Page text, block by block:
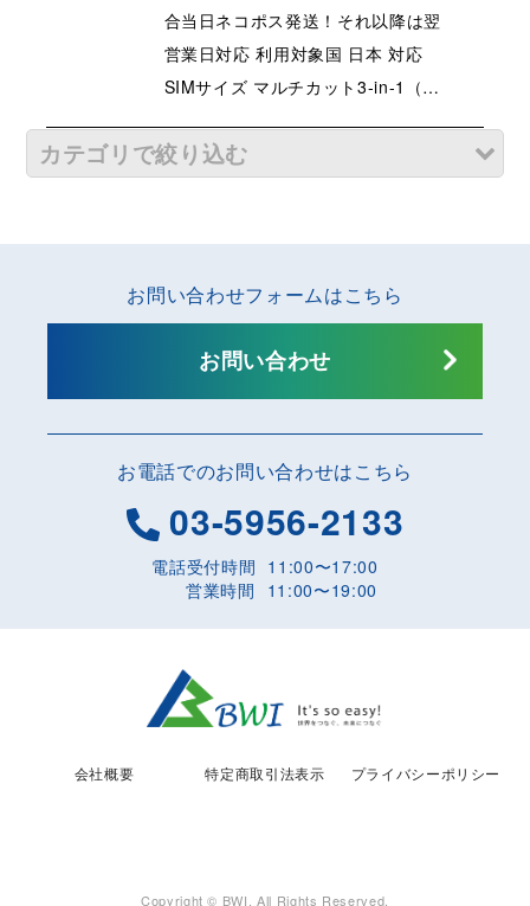
合当日ネコポス発送！それ以降は翌
営業日対応 利用対象国 日本 対応
SIMサイズ マルチカット3-in-1（…
カテゴリで絞り込む
世界周遊（定番からマイナー地域までカバー）
アジア多各国周遊
ヨーロッパ
お電話でのお問い合わせはこちら
03-5956-2133
電話受付時間 11:00〜17:00
営業時間
11:00〜19:00
お問い合わせフォームはこちら
お問い合わせ
会社概要 特定商取引法表示 プライバシーポリシー
Copyright © BWI. All Rights Reserved.